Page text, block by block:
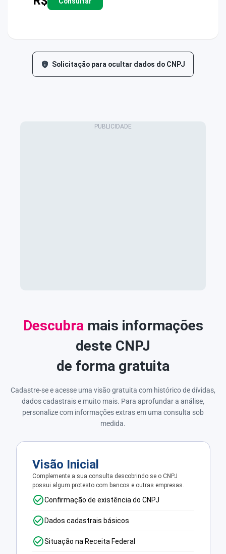
Solicitação para ocultar dados do CNPJ
Descubra mais informações
deste CNPJ
de forma gratuita
Cadastre-se e acesse uma visão gratuita com histórico de dívidas,
dados cadastrais e muito mais. Para aprofundar a análise,
personalize com informações extras em uma consulta sob
medida.
Visão Inicial
Complemente a sua consulta descobrindo se o CNPJ
possui algum protesto com bancos e outras empresas.
Confirmação de existência do CNPJ
Dados cadastrais básicos
Situação na Receita Federal